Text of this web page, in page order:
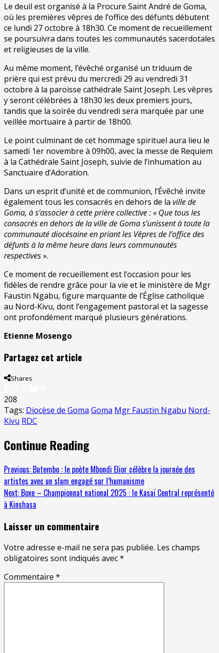
Le deuil est organisé à la Procure Saint André de Goma,
où les premières vêpres de l’office des défunts débutent
ce lundi 27 octobre à 18h30. Ce moment de recueillement
se poursuivra dans toutes les communautés sacerdotales
et religieuses de la ville.
Au même moment, l’évêché organisé un triduum de
prière qui est prévu du mercredi 29 au vendredi 31
octobre à la paroisse cathédrale Saint Joseph. Les vêpres
y seront célébrées à 18h30 les deux premiers jours,
tandis que la soirée du vendredi sera marquée par une
veillée mortuaire à partir de 18h00.
Le point culminant de cet hommage spirituel aura lieu le
samedi 1er novembre à 09h00, avec la messe de Requiem
à la Cathédrale Saint Joseph, suivie de l’inhumation au
Sanctuaire d’Adoration.
Dans un esprit d’unité et de communion, l’Évêché invite
également tous les consacrés en dehors de la ville de
Goma, à s’associer à cette prière collective : « Que tous les
consacrés en dehors de la ville de Goma s’unissent à toute la
communauté diocésaine en priant les Vêpres de l’office des
défunts à la même heure dans leurs communautés
respectives».
Ce moment de recueillement est l’occasion pour les
fidèles de rendre grâce pour la vie et le ministère de Mgr
Faustin Ngabu, figure marquante de l’Église catholique
au Nord-Kivu, dont l’engagement pastoral et la sagesse
ont profondément marqué plusieurs générations.
Etienne Mosengo
Partagez cet article
Shares
208
Tags: Diocèse de Goma Goma Mgr Faustin Ngabu Nord-
Kivu RDC
Continue Reading
Previous: Butembo : le poète Mbondi Elior célèbre la journée des
artistes avec un slam engagé sur l’humanisme
Next: Boxe – Championnat national 2025 : le Kasaï Central représenté
à Kinshasa
Laisser un commentaire
Votre adresse e-mail ne sera pas publiée. Les champs
obligatoires sont indiqués avec*
Commentaire *